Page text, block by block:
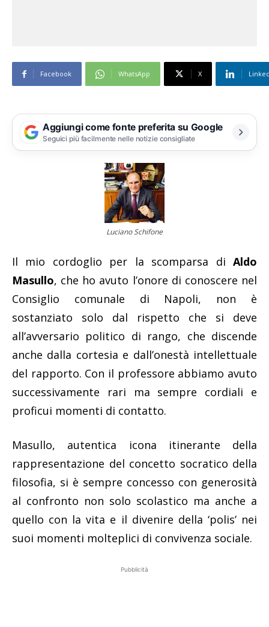
Facebook WhatsApp X
Aggiungi come fonte preferita su Google
Seguici più facilmente nelle notizie consigliate
Luciano Schifone
Il mio cordoglio per la scomparsa di Aldo
Masullo, che ho avuto l’onore di conoscere nel
Consiglio comunale di Napoli, non è
sostanziato solo dal rispetto che si deve
all’avversario politico di rango, che discende
anche dalla cortesia e dall’onestà intellettuale
del rapporto. Con il professore abbiamo avuto
successivamente rari ma sempre cordiali e
proficui momenti di contatto.
Masullo, autentica icona itinerante della
rappresentazione del concetto socratico della
filosofia, si è sempre concesso con generosità
al confronto non solo scolastico ma anche a
quello con la vita e il divenire della ‘polis’ nei
suoi momenti molteplici di convivenza sociale.
Pubblicità